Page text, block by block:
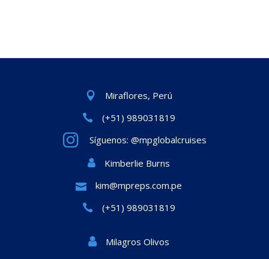
Miraflores, Perú
(+51) 989031819
Síguenos: @mpglobalcruises
Kimberlie Burns
kim@mpreps.com.pe
(+51) 989031819
Milagros Olivos